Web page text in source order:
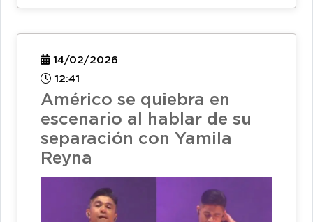
14/02/2026
12:41
Américo se quiebra en
escenario al hablar de su
separación con Yamila
Reyna